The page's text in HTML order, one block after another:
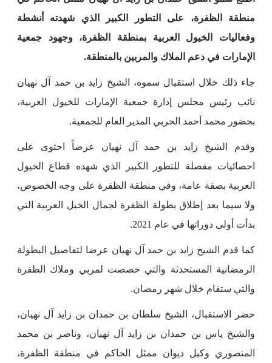
منطقة الظفرة، على التطور الكبير الذي شهدته أنشطة
وفعاليات الخيول العربية بمنطقة الظفرة، وجهود جمعية
الإمارات في دعم الملاك والمربين بالمنطقة.
جاء ذلك خلال استقبال سموه، الشيخ زايد بن حمد آل نهيان
نائب رئيس مجلس إدارة جمعية الإمارات للخيول العربية،
بحضور محمد أحمد الحربي المدير العام للجمعية.
وقدم الشيخ زايد بن حمد آل نهيان عرضاً احتوى على
احصائيات مفصلة للتطور الكبير الذي شهده قطاع الخيول
العربية بصفة عامة، وفي منطقة الظفرة على وجه الخصوص،
ولا سيما بعد إطلاق بطولة الظفرة لجمال الخيل العربية التي
بدأت أولى دوراتها في عام 2021.
كما قدم الشيخ زايد بن حمد آل نهيان عرضا لتفاصيل البطولة
الرمضانية المستحدثة والتي خصصت لمربي وملاك الظفرة
والتي ستقام خلال شهر رمضان.
حضر الاستقبال، الشيخ سلطان بن حمدان بن زايد آل نهيان،
والشيخ ياس بن حمدان بن زايد آل نهيان، وناصر بن محمد
المنصوري وكيل ديوان ممثل الحاكم في منطقة الظفرة،